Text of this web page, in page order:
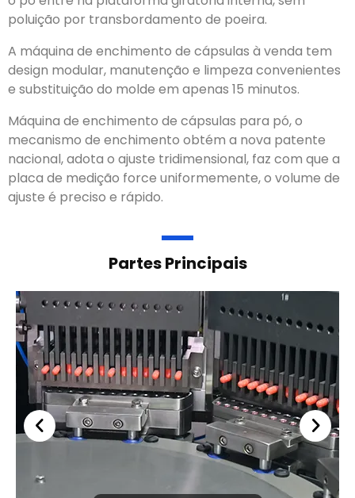
poluição por transbordamento de poeira.
A máquina de enchimento de cápsulas à venda tem
design modular, manutenção e limpeza convenientes
e substituição do molde em apenas 15 minutos.
Máquina de enchimento de cápsulas para pó, o
mecanismo de enchimento obtém a nova patente
nacional, adota o ajuste tridimensional, faz com que a
placa de medição force uniformemente, o volume de
ajuste é preciso e rápido.
Partes Principais